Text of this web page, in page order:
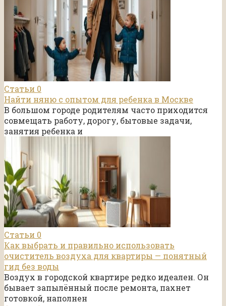
Статьи 0
Найти няню с опытом для ребенка в Москве
В большом городе родителям часто приходится
совмещать работу, дорогу, бытовые задачи,
занятия ребенка и
Статьи 0
Как выбрать и правильно использовать
очиститель воздуха для квартиры — понятный
гид без воды
Воздух в городской квартире редко идеален. Он
бывает запылённый после ремонта, пахнет
готовкой, наполнен